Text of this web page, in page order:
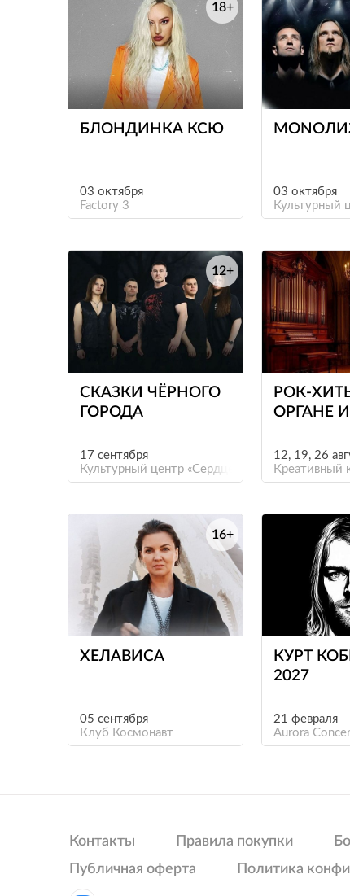
е
БЛОНДИНКА КСЮ
03 октября
Factory 3
18+
03 октября
Культурный
е
СКАЗКИ ЧЁРНОГО
ГОРОДА
17 сентября
Культурный центр «Сердце»
12+
РОК-
ОРГАНЕ И
СВЕЧАХ.
12, 19, 26
Креативный
ХЕЛАВИСА
05 сентября
Клуб Космонавт
16+
КУРТ
2027
21 февраля
Aurora
Контакты Правила покупки
Публичная оферта
Политика